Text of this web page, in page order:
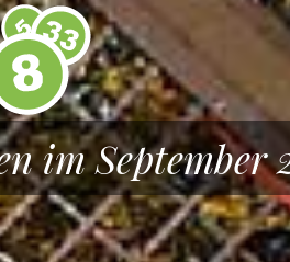
im September